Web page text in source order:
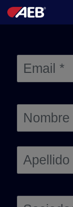
ENOLOGÍA
CERVEZA
SPIRITS